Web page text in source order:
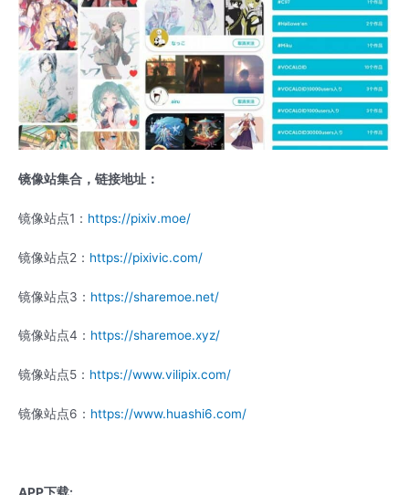
镜像站集合，链接地址：
镜像站点1： https://pixiv.moe/
镜像站点2： https://pixivic.com/
镜像站点3： https://sharemoe.net/
镜像站点4： https://sharemoe.xyz/
镜像站点5： https://www.vilipix.com/
镜像站点6： https://www.huashi6.com/